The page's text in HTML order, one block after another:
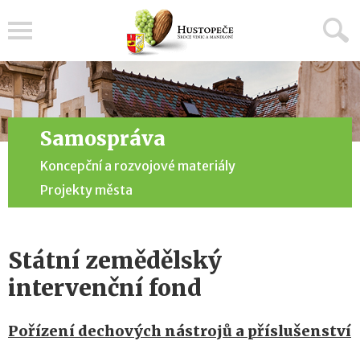
Samospráva
Koncepční a rozvojové materiály
Projekty města
Státní zemědělský
intervenční fond
Pořízení dechových nástrojů a příslušenství